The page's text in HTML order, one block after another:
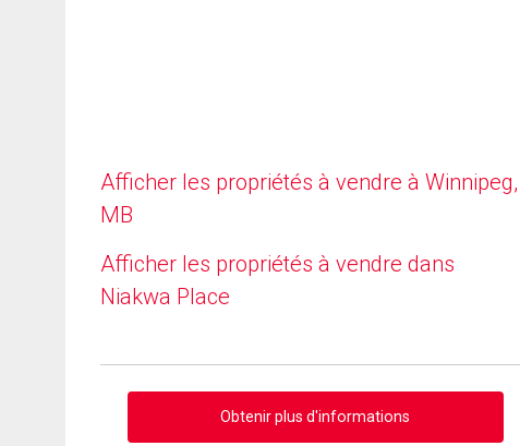
Afficher les propriétés à vendre à Winnipeg,
MB
Afficher les propriétés à vendre dans
Niakwa Place
Obtenir plus d'informations